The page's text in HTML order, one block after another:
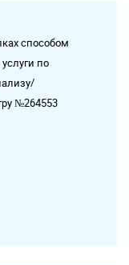
способом
по
№264553